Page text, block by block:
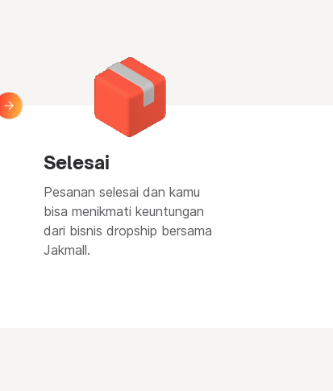
Selesai
Pesanan selesai dan kamu
bisa menikmati keuntungan
dari bisnis dropship bersama
Jakmall.